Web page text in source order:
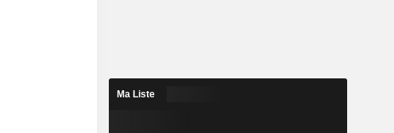
Ma Liste